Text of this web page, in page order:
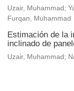
Uzair, Muhammad;
Furqan, Muhammad
Estimación de la
inclinado de
Uzair, Muhammad;